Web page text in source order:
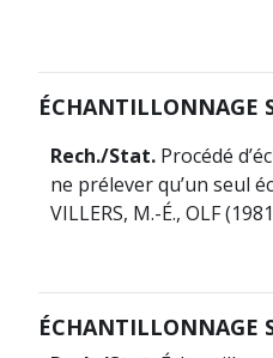
ÉCHANTILLONNAGE
Rech./Stat. Procédé
ne prélever qu’un seul
VILLERS, M.-É., OLF
ÉCHANTILLONNAGE